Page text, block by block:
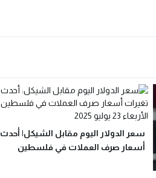
سعر الدولار اليوم مقابل الشيكل| أحدث
أسعار صرف العملات في فلسطين